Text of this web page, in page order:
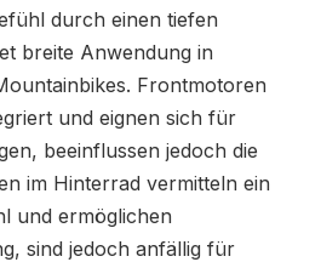
durch einen tiefen
breite Anwendung in
Frontmotoren
und eignen sich für
beeinflussen jedoch die
im Hinterrad vermitteln ein
und ermöglichen
sind jedoch anfällig für